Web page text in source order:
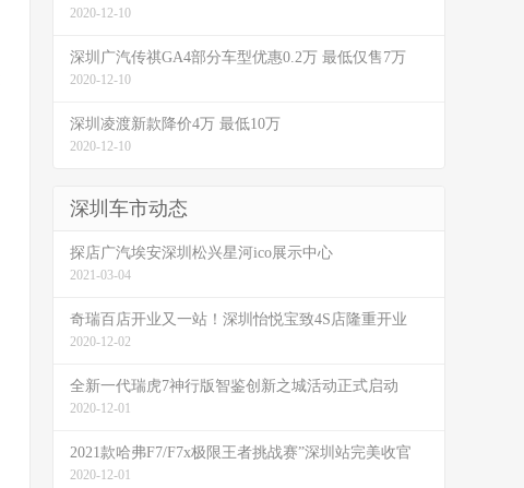
2020-12-10
深圳广汽传祺GA4部分车型优惠0.2万 最低仅售7万
2020-12-10
深圳凌渡新款降价4万 最低10万
2020-12-10
深圳车市动态
探店广汽埃安深圳松兴星河ico展示中心
2021-03-04
奇瑞百店开业又一站！深圳怡悦宝致4S店隆重开业
2020-12-02
全新一代瑞虎7神行版智鉴创新之城活动正式启动
2020-12-01
2021款哈弗F7/F7x极限王者挑战赛”深圳站完美收官
2020-12-01